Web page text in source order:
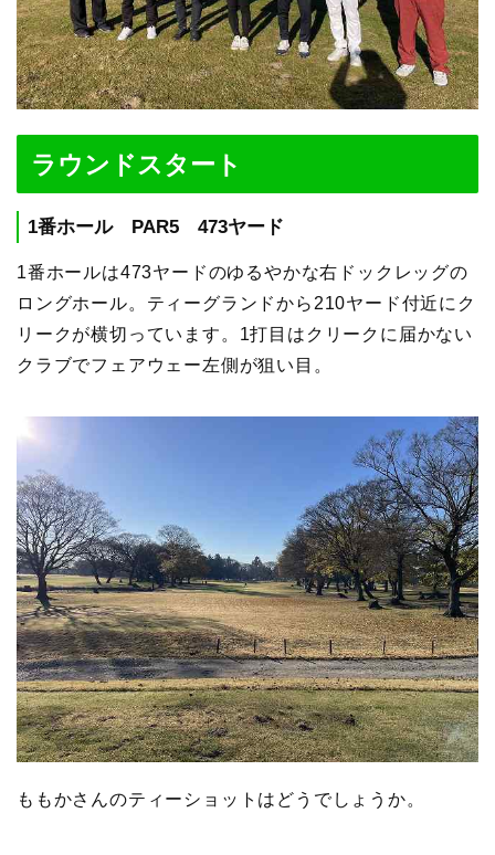
ラウンドスタート
1番ホール PAR5 473ヤード
1番ホールは473ヤードのゆるやかな右ドックレッグの
ロングホール。ティーグランドから210ヤード付近にク
リークが横切っています。1打目はクリークに届かない
クラブでフェアウェー左側が狙い目。
ももかさんのティーショットはどうでしょうか。